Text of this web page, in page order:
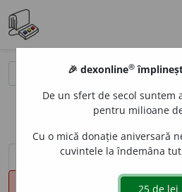
sinteza definițiilor (1) definiții
🎉 dexonline®
De un sfert de secol suntem
pentru milioane
Cu o mică donație aniversară
cuvintele la îndemâna